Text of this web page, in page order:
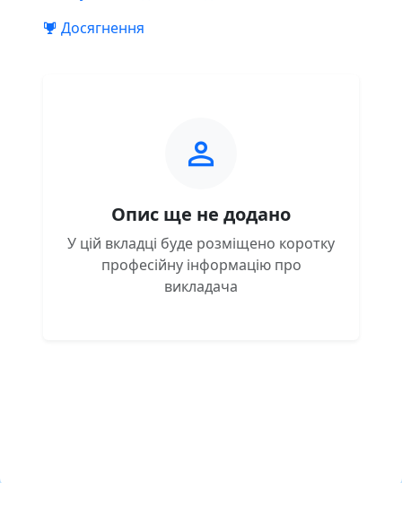
Досягнення
Опис ще не додано
У цій вкладці буде розміщено коротку
професійну інформацію про
викладача